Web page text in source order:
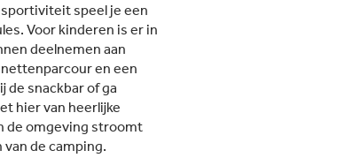
sportiviteit speel je een
Voor kinderen is er in
deelnemen aan
en een
de snackbar of ga
hier van heerlijke
de omgeving stroomt
de camping.